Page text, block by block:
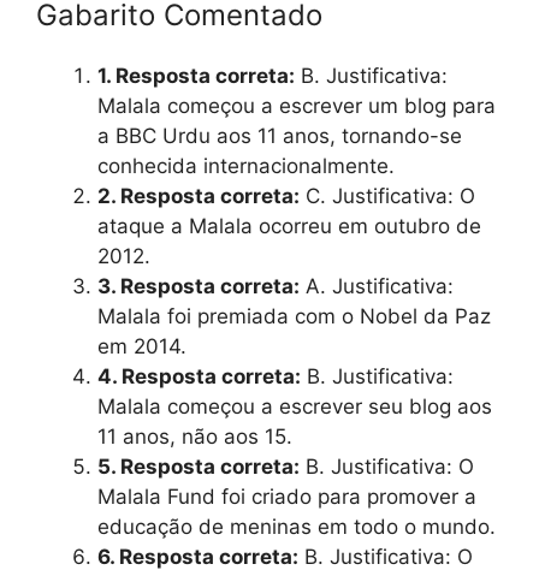
Gabarito Comentado
1. Resposta correta: B. Justificativa:
Malala começou a escrever um blog para
a BBC Urdu aos 11 anos, tornando-se
conhecida internacionalmente.
2. Resposta correta: C. Justificativa: O
ataque a Malala ocorreu em outubro de
2012.
3. Resposta correta: A. Justificativa:
Malala foi premiada com o Nobel da Paz
em 2014.
4. Resposta correta: B. Justificativa:
Malala começou a escrever seu blog aos
11 anos, não aos 15.
5. Resposta correta: B. Justificativa: O
Malala Fund foi criado para promover a
educação de meninas em todo o mundo.
6. Resposta correta: B. Justificativa: O